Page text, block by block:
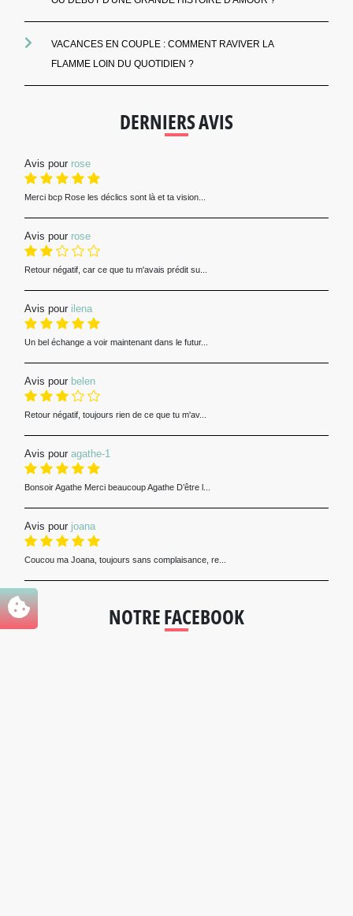
VACANCES EN COUPLE : COMMENT RAVIVER LA
FLAMME LOIN DU QUOTIDIEN ?
DERNIERS AVIS
Avis pour rose
Merci bcp Rose les déclics sont là et ta vision...
Avis pour rose
Retour négatif, car ce que tu m'avais prédit su...
Avis pour ilena
Un bel échange a voir maintenant dans le futur...
Avis pour belen
Retour négatif, toujours rien de ce que tu m'av...
Avis pour agathe-1
Bonsoir Agathe Merci beaucoup Agathe D’être l...
Avis pour joana
Coucou ma Joana, toujours sans complaisance, re...
NOTRE FACEBOOK